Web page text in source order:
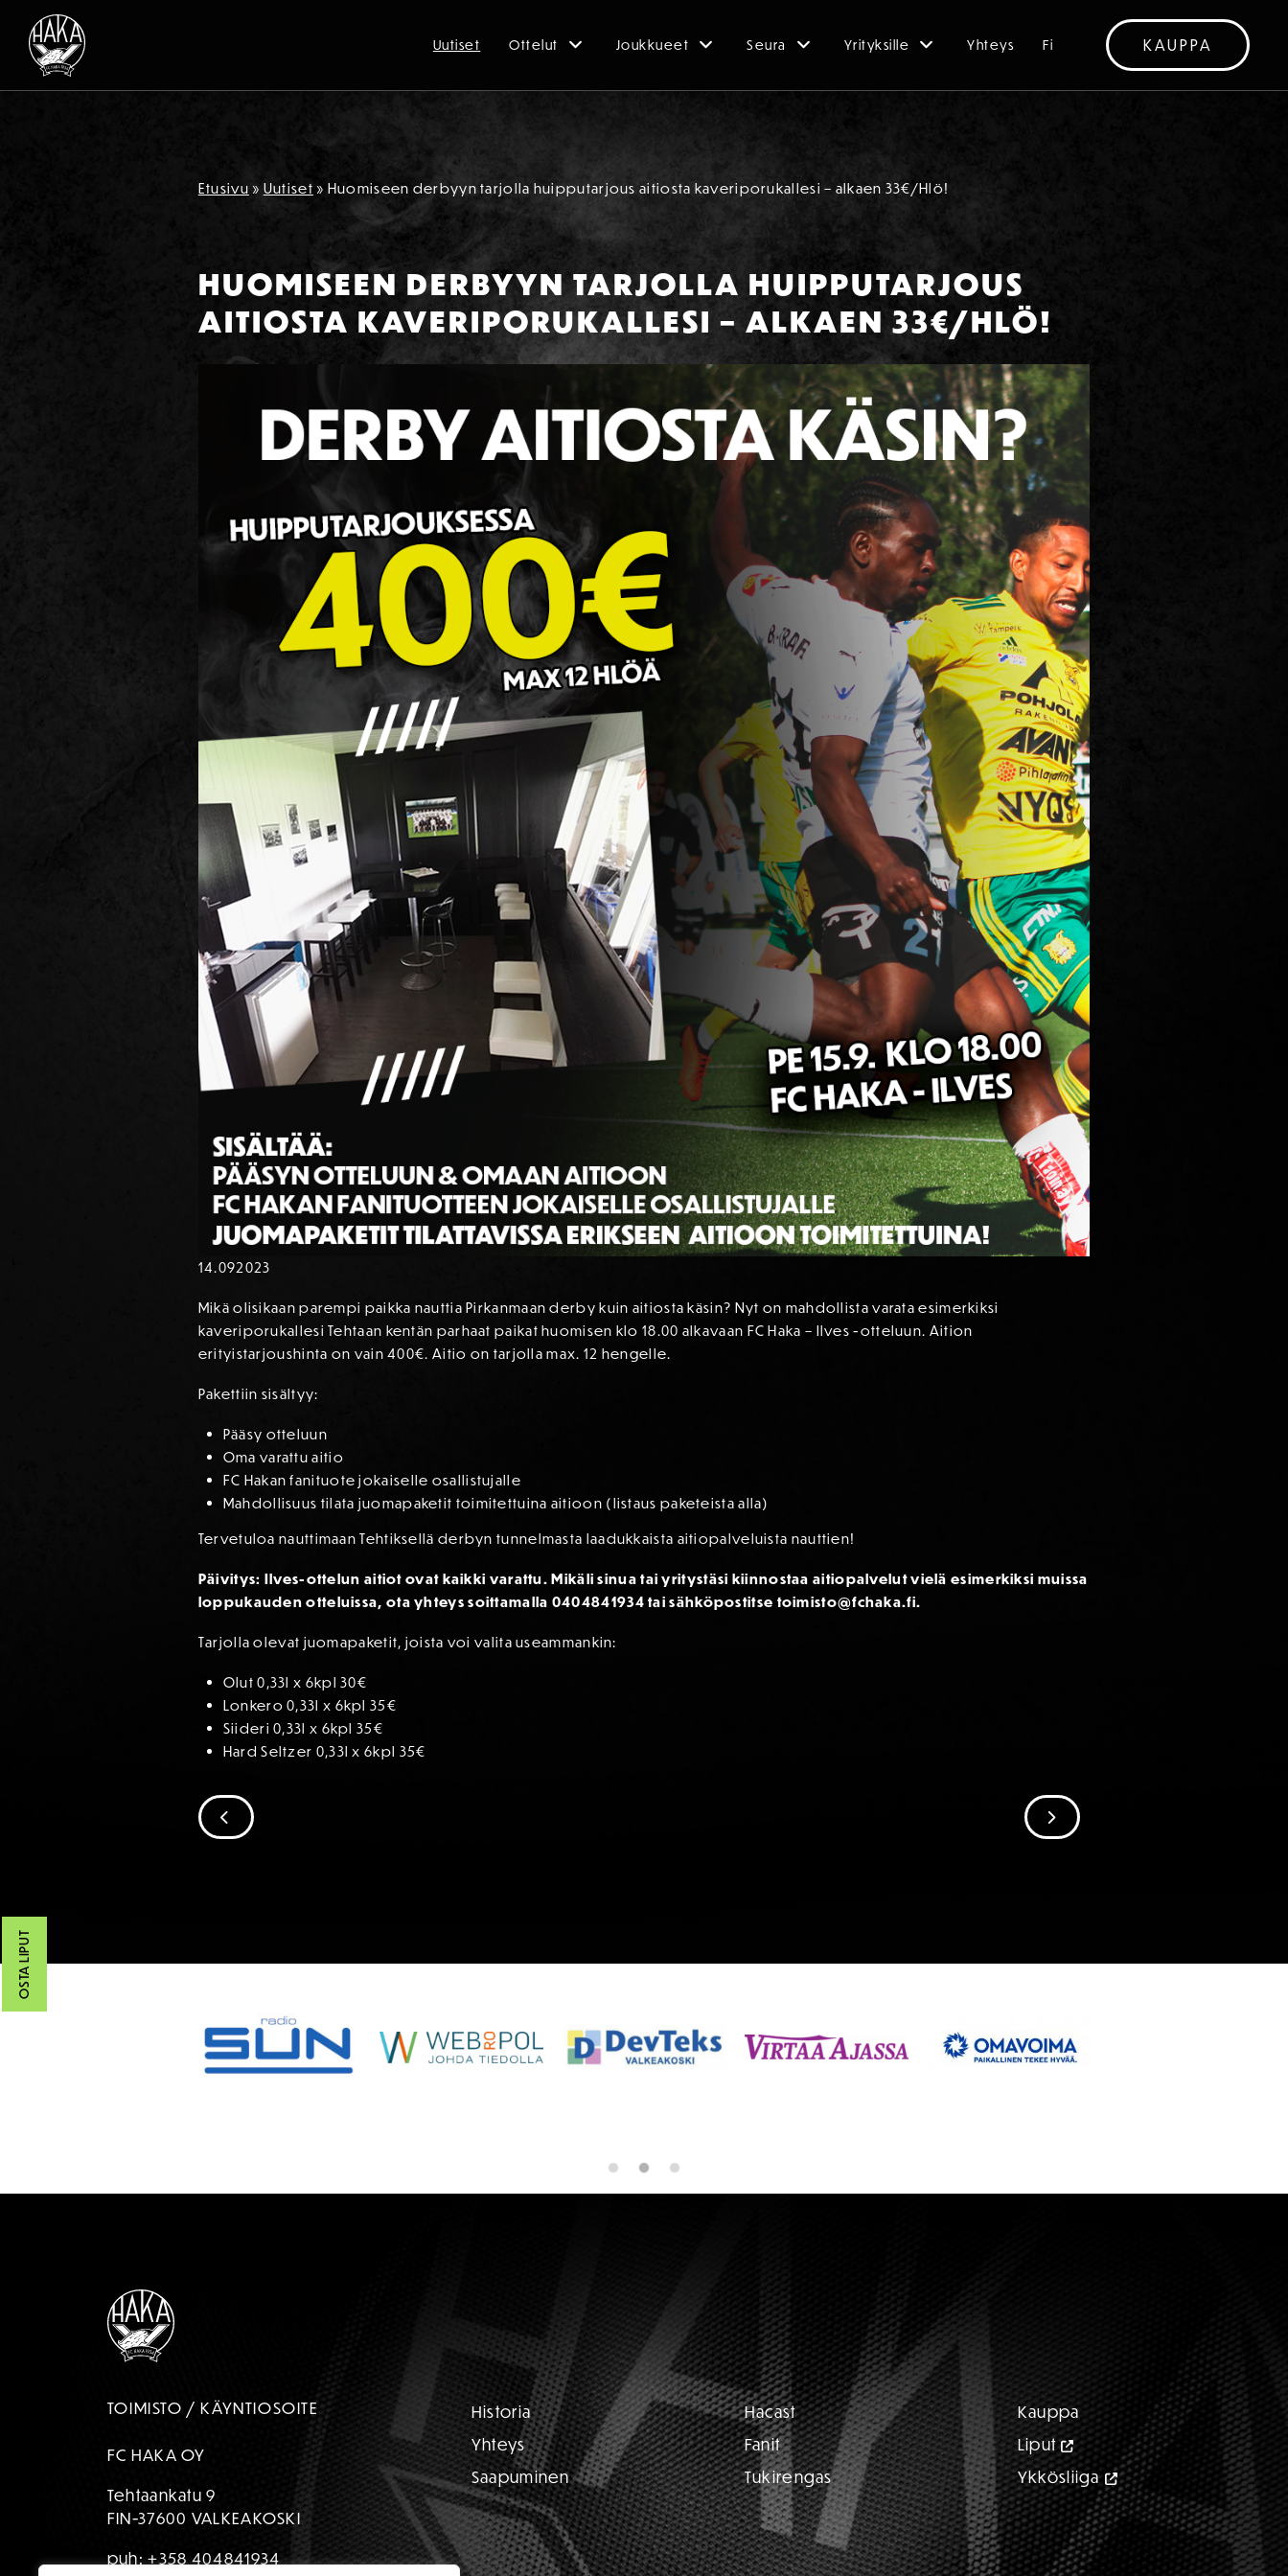
Siirry sisältöön
Uutiset Ottelut Joukkueet Seura Yrityksille Yhteys Fi KAUPPA
Etusivu » Uutiset » Huomiseen derbyyn tarjolla huipputarjous aitiosta kaveriporukallesi – alkaen 33€/Hlö!
HUOMISEEN DERBYYN TARJOLLA HUIPPUTARJOUS
AITIOSTA KAVERIPORUKALLESI – ALKAEN 33€/HLÖ!
14.092023
Mikä olisikaan parempi paikka nauttia Pirkanmaan derby kuin aitiosta käsin? Nyt on mahdollista varata esimerkiksi
kaveriporukallesi Tehtaan kentän parhaat paikat huomisen klo 18.00 alkavaan FC Haka – Ilves -otteluun. Aition
erityistarjoushinta on vain 400€. Aitio on tarjolla max. 12 hengelle.
Pakettiin sisältyy:
Pääsy otteluun
Oma varattu aitio
FC Hakan fanituote jokaiselle osallistujalle
Mahdollisuus tilata juomapaketit toimitettuina aitioon (listaus paketeista alla)
Tervetuloa nauttimaan Tehtiksellä derbyn tunnelmasta laadukkaista aitiopalveluista nauttien!
Päivitys: Ilves-ottelun aitiot ovat kaikki varattu. Mikäli sinua tai yritystäsi kiinnostaa aitiopalvelut vielä esimerkiksi muissa
loppukauden otteluissa, ota yhteys soittamalla 0404841934 tai sähköpostitse toimisto@fchaka.fi.
Tarjolla olevat juomapaketit, joista voi valita useammankin:
Olut 0,33l x 6kpl 30€
Lonkero 0,33l x 6kpl 35€
Siideri 0,33l x 6kpl 35€
Hard Seltzer 0,33l x 6kpl 35€
SIIRRY SEURAAVAAN
SIIRRY EDELLISEEN
SPONSORIT
OSTA LIPUT
TOIMISTO / KÄYNTIOSOITE
FC HAKA OY
Tehtaankatu 9
FIN-37600 VALKEAKOSKI
puh:+358 404841934
Historia
Yhteys
Saapuminen
Hacast
Fanit
Tukirengas
Kauppa
Liput
Ykkösliiga